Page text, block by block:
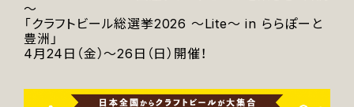
～
「クラフトビール総選挙2026 ～Lite～ in ららぽーと
豊洲」
4月24日（金）～26日（日）開催！